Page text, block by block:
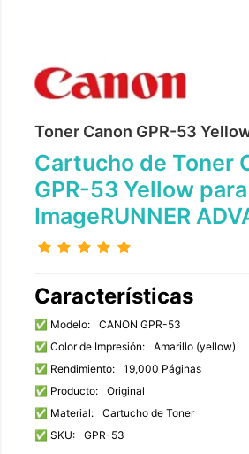
Toner Canon GPR-53
Cartucho de Toner
GPR-53 Yellow
ImageRUNNER
Características
✅ Modelo:
CANON GPR-53
✅ Color de Impresión:
Amarillo (yellow)
✅ Rendimiento:
19,000 Páginas
✅ Producto:
Original
✅ Material:
Cartucho de Toner
✅ SKU:
GPR-53